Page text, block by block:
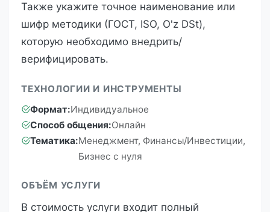
Также укажите точное наименование или
шифр методики (ГОСТ, ISO, O'z DSt),
которую необходимо внедрить/
верифицировать.
ТЕХНОЛОГИИ И ИНСТРУМЕНТЫ
Формат:Индивидуальное
Способ общения:Онлайн
Тематика:Менеджмент, Финансы/Инвестиции,
Бизнес с нуля
ОБЪЁМ УСЛУГИ
В стоимость услуги входит полный